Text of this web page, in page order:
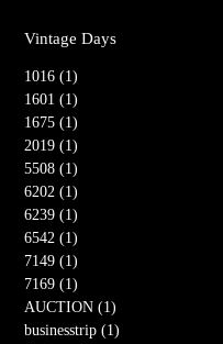
Vintage Days
1016 (1)
1601 (1)
1675 (1)
2019 (1)
5508 (1)
6202 (1)
6239 (1)
6542 (1)
7149 (1)
7169 (1)
AUCTION (1)
businesstrip (1)